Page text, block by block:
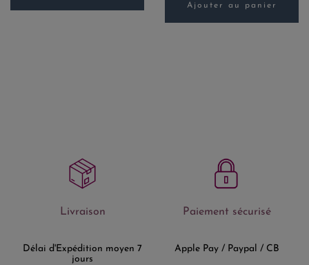
Ajouter au panier
Livraison
Délai d'Expédition moyen 7
jours
Paiement sécurisé
Apple Pay / Paypal / CB